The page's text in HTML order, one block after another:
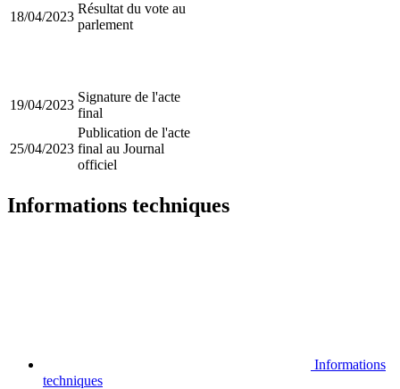
18/04/2023
Résultat du vote au
parlement
19/04/2023
Signature de l'acte
final
25/04/2023
Publication de l'acte
final au Journal
officiel
Informations techniques
Informations
techniques